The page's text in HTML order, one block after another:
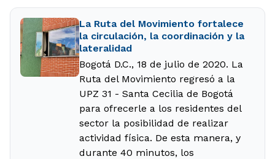
La Ruta del Movimiento fortalece
la circulación, la coordinación y la
lateralidad
Bogotá D.C., 18 de julio de 2020. La
Ruta del Movimiento regresó a la
UPZ 31 - Santa Cecilia de Bogotá
para ofrecerle a los residentes del
sector la posibilidad de realizar
actividad física. De esta manera, y
durante 40 minutos, los